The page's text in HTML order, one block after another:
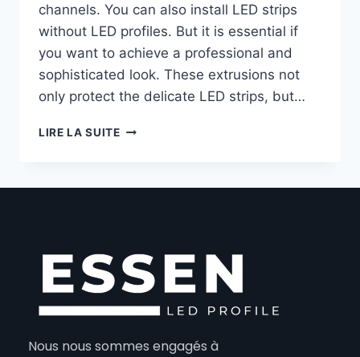
channels. You can also install LED strips
without LED profiles. But it is essential if
you want to achieve a professional and
sophisticated look. These extrusions not
only protect the delicate LED strips, but…
LIRE LA SUITE
Nous nous sommes engagés à